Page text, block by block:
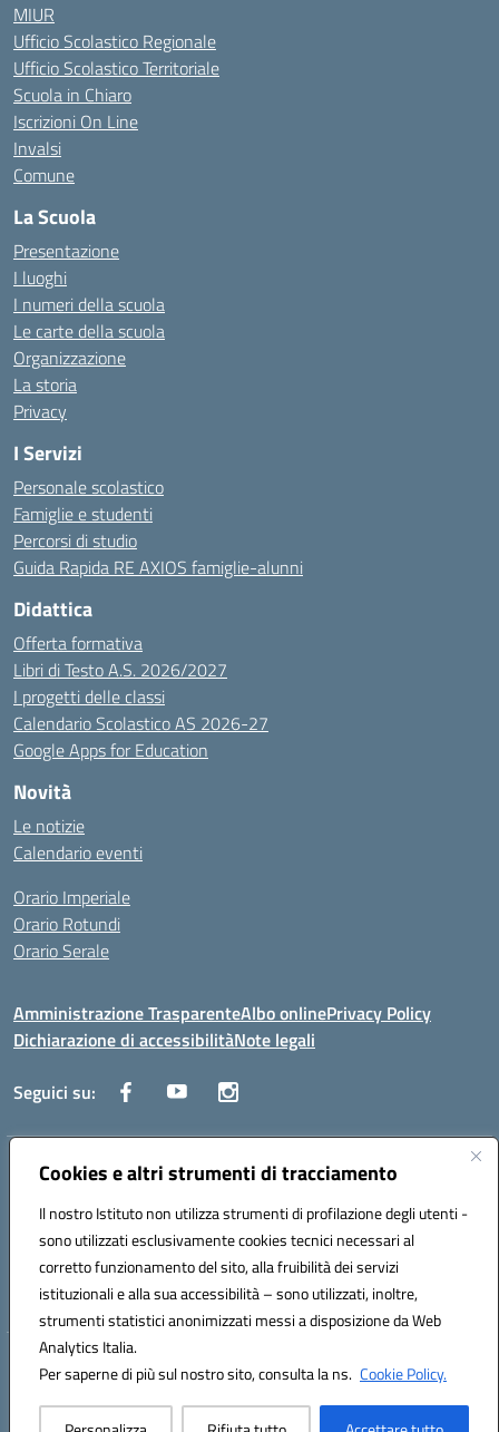
Cookies e altri strumenti di tracciamento
Il nostro Istituto non utilizza strumenti di profilazione degli utenti -
sono utilizzati esclusivamente cookies tecnici necessari al
corretto funzionamento del sito, alla fruibilità dei servizi
istituzionali e alla sua accessibilità – sono utilizzati, inoltre,
strumenti statistici anonimizzati messi a disposizione da Web
Analytics Italia.
Per saperne di più sul nostro sito, consulta la ns. Cookie Policy.
MIUR
Ufficio Scolastico Regionale
Ufficio Scolastico Territoriale
Scuola in Chiaro
Iscrizioni On Line
Invalsi
Comune
La Scuola
Presentazione
I luoghi
I numeri della scuola
Le carte della scuola
Organizzazione
La storia
Privacy
I Servizi
Personale scolastico
Famiglie e studenti
Percorsi di studio
Guida Rapida RE AXIOS famiglie-alunni
Didattica
Offerta formativa
Libri di Testo A.S. 2026/2027
I progetti delle classi
Calendario Scolastico AS 2026-27
Google Apps for Education
Novità
Le notizie
Calendario eventi
Orario Imperiale
Orario Rotundi
Orario Serale
Amministrazione TrasparenteAlbo onlinePrivacy Policy
Dichiarazione di accessibilitàNote legali
Seguici su:
Indirizzo:Via Generale Francesco Rotundi 4, 71121 Foggia (FG)
Posta elettronica certificata (PEC):fgtf13000c@pec.istruzione.it
Codice fiscale: 94090750715
Codice meccanografico: FGTF13000C
Hosting & Powered by 3D Solution S.r.l.
Concept & Design by Designers Italia